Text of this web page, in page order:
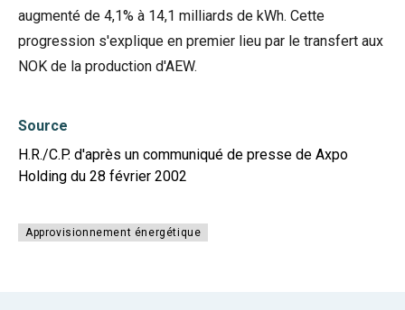
augmenté de 4,1% à 14,1 milliards de kWh. Cette
progression s'explique en premier lieu par le transfert aux
NOK de la production d'AEW.
Source
H.R./C.P. d'après un communiqué de presse de Axpo
Holding du 28 février 2002
Approvisionnement énergétique